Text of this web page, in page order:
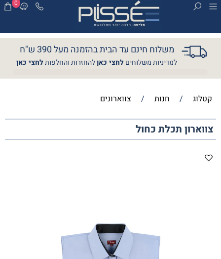
0
משלוח חינם עד הבית בהזמנה מעל 390 ש"ח
למדיניות משלוחיםלחצי כאןלהחזרות והחלפותלחצי כאן
קטלוג / חנות / צווארונים
צווארון תכלת כחול